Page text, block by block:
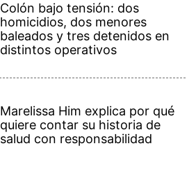
Colón bajo tensión: dos
homicidios, dos menores
baleados y tres detenidos en
distintos operativos
Marelissa Him explica por qué
quiere contar su historia de
salud con responsabilidad